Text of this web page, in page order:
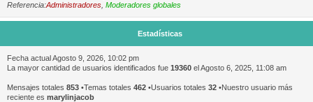
Referencia:Administradores Moderadores globales
Estadísticas
Fecha actual Agosto 9, 2026, 10:02 pm
La mayor cantidad de usuarios identificados fue 19360 el Agosto 6, 2025, 11:08 am
Mensajes totales 853 •Temas totales 462 •Usuarios totales 32 •Nuestro usuario más
reciente es marylinjacob